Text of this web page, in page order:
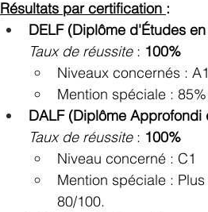
Résultats par certification :
DELF (Diplôme d'Études
Taux de réussite : 100%
Niveaux concernés :
Mention spéciale :
DALF (Diplôme
Taux de réussite : 100%
Niveau concerné : C1
Mention spéciale :
80/100.